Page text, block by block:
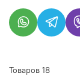
Товаров 18